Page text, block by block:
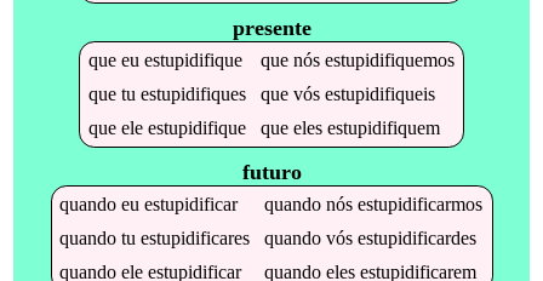
presente
que eu estupidifique que nós estupidifiquemos
que tu estupidifiques que vós estupidifiqueis
que ele estupidifique que eles estupidifiquem
futuro
quandoeuestupidificar quandonósestupidificarmos
quandotuestupidificares quandovósestupidificardes
quandoeleestupidificar quandoelesestupidificarem